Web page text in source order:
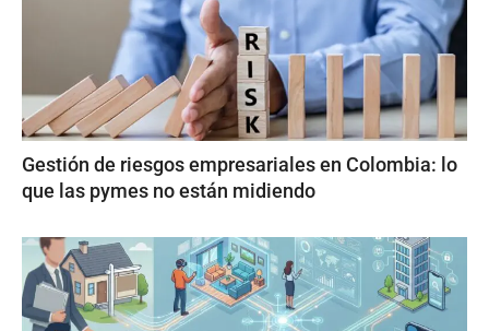
Gestión de riesgos empresariales en Colombia: lo
que las pymes no están midiendo